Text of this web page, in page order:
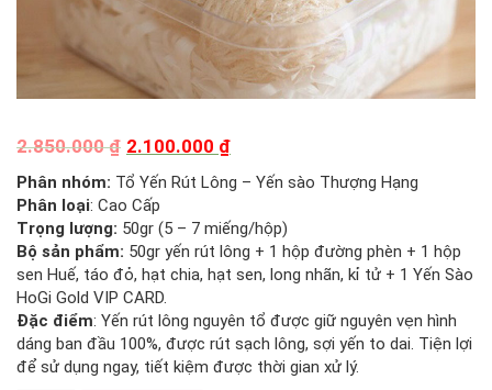
2.850.000₫ 2.100.000 ₫
Phân nhóm: Tổ Yến Rút Lông – Yến sào Thượng Hạng
Phân loại: Cao Cấp
Trọng lượng: 50gr (5 – 7 miếng/hộp)
Bộ sản phẩm: 50gr yến rút lông + 1 hộp đường phèn + 1 hộp
sen Huế, táo đỏ, hạt chia, hạt sen, long nhãn, kỉ tử + 1 Yến Sào
HoGi Gold VIP CARD.
Đặc điểm: Yến rút lông nguyên tổ được giữ nguyên vẹn hình
dáng ban đầu 100%, được rút sạch lông, sợi yến to dai. Tiện lợi
để sử dụng ngay, tiết kiệm được thời gian xử lý.